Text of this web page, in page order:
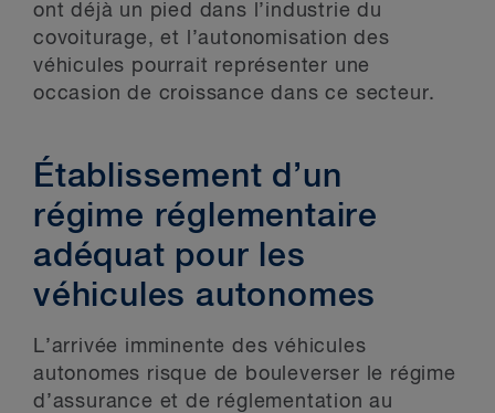
ont déjà un pied dans l’industrie du
covoiturage, et l’autonomisation des
véhicules pourrait représenter une
occasion de croissance dans ce secteur.
Établissement d’un
régime réglementaire
adéquat pour les
véhicules autonomes
L’arrivée imminente des véhicules
autonomes risque de bouleverser le régime
d’assurance et de réglementation au